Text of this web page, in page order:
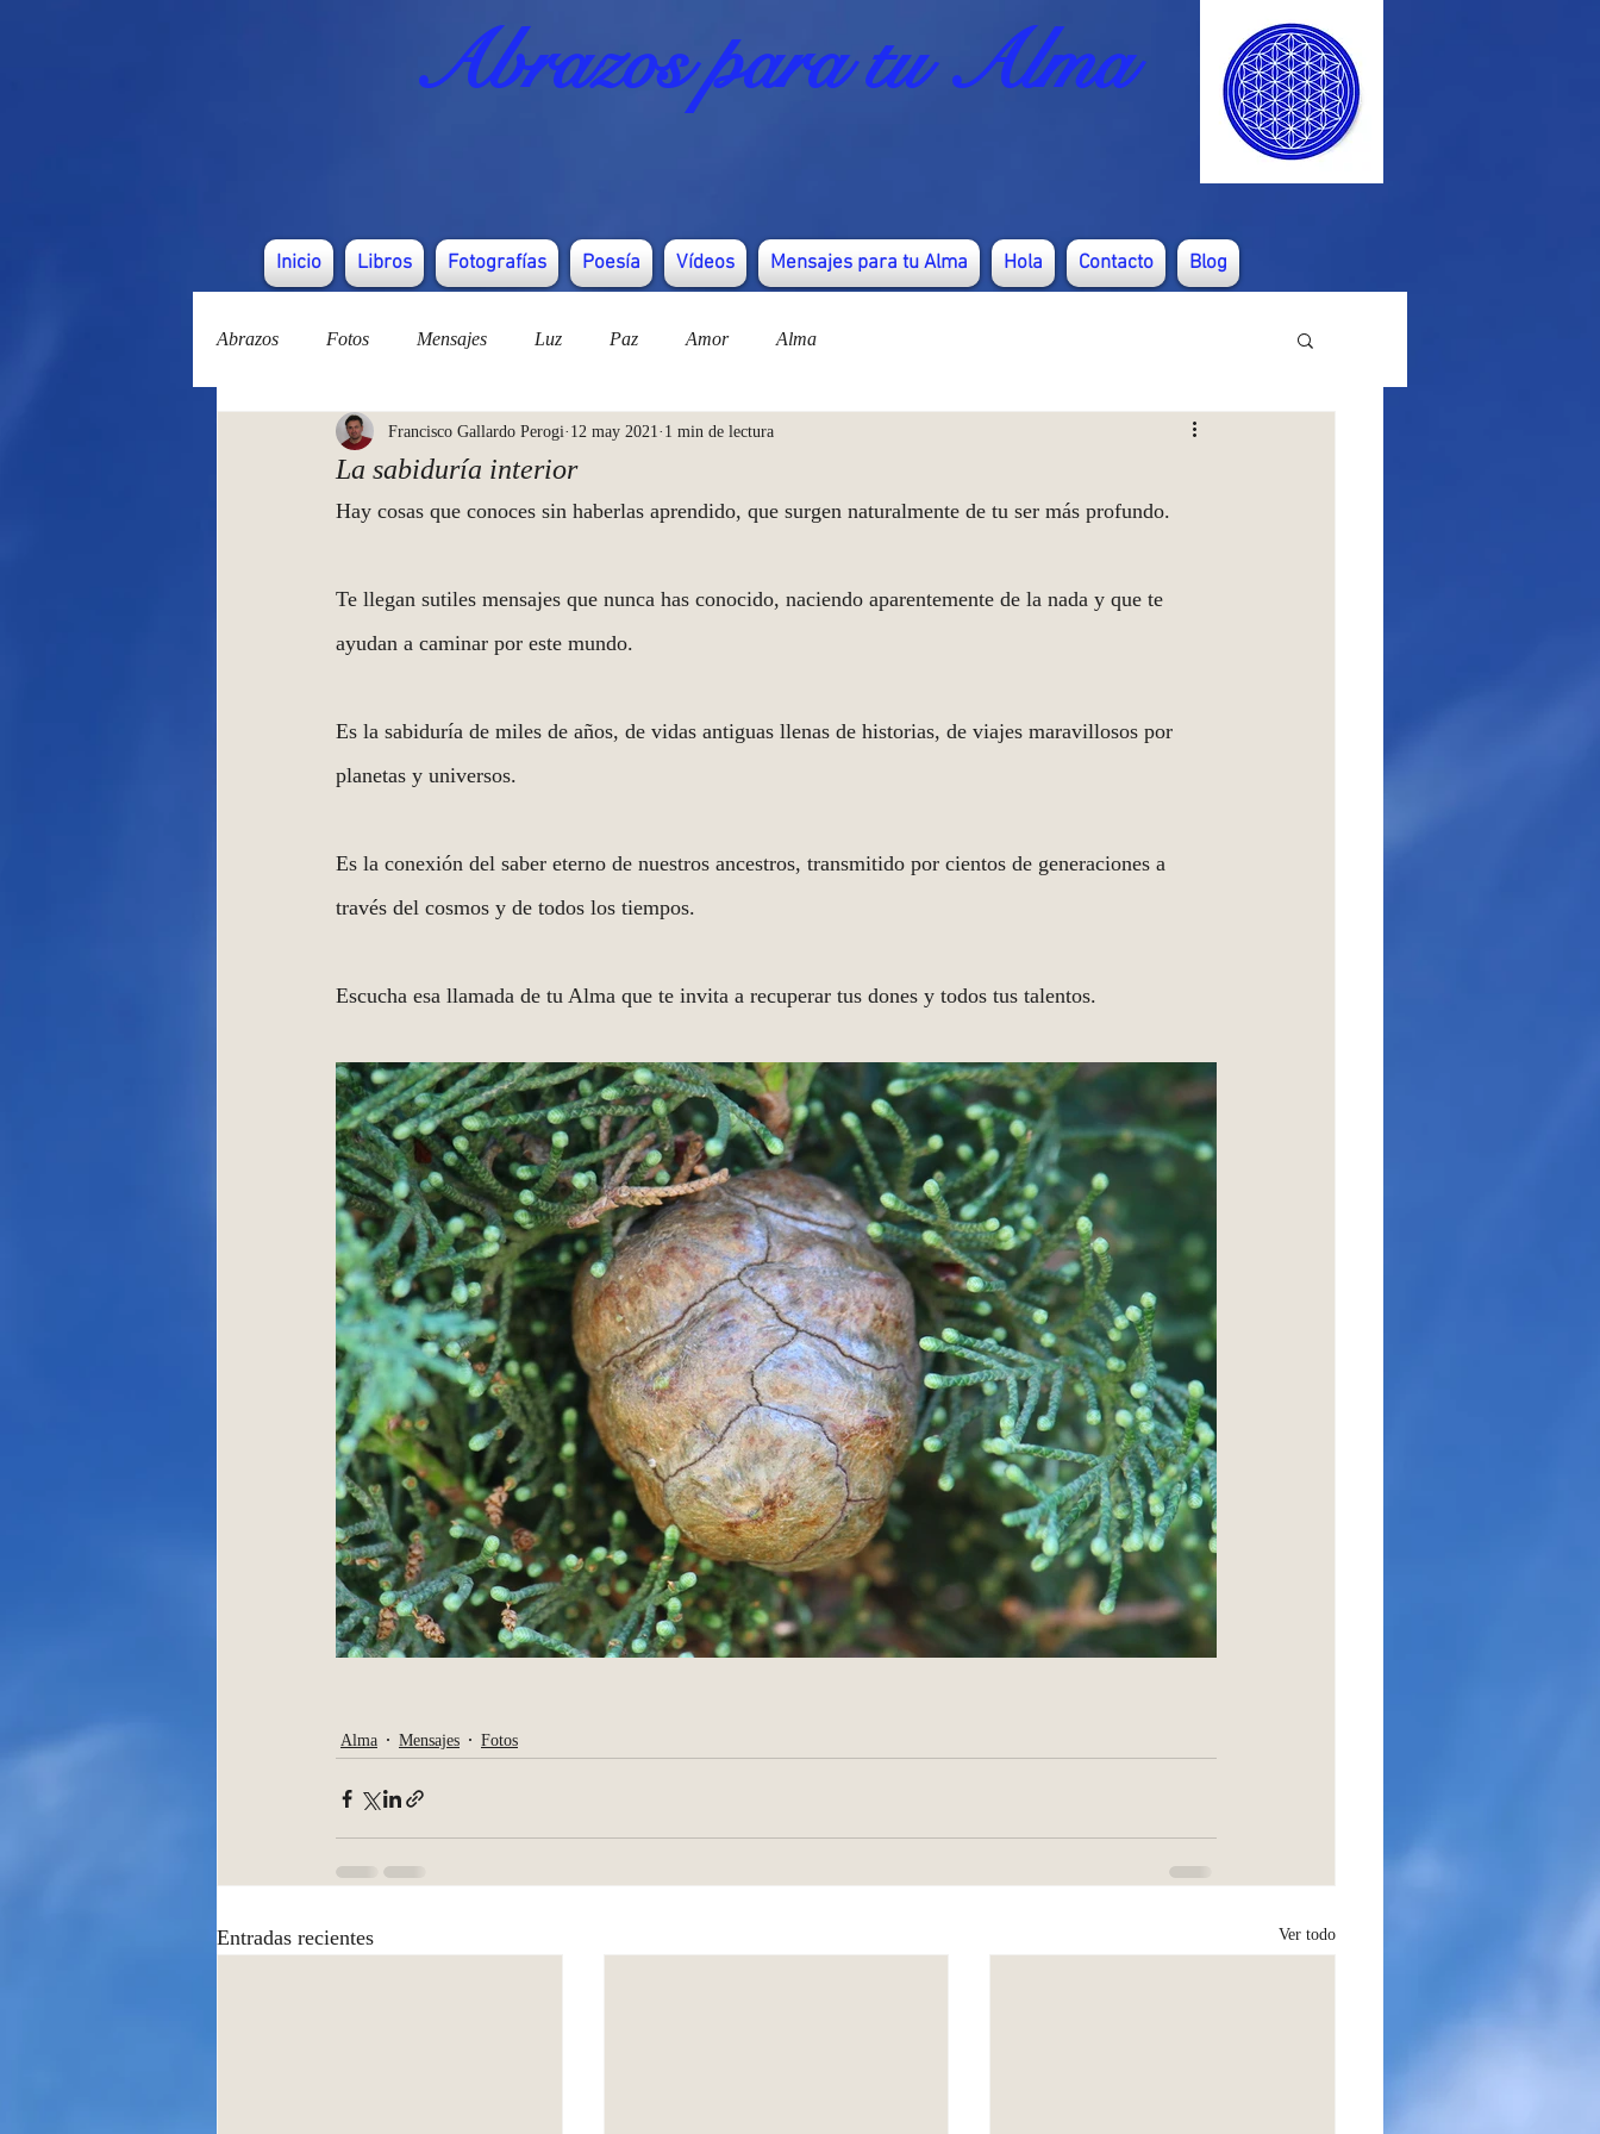
Abrazos para tu Alma
Inicio Libros Fotografías Poesía Vídeos Mensajes para tu Alma Hola Contacto Blog
Abrazos Fotos Mensajes Luz Paz Amor Alma
La sabiduría interior
Francisco Gallardo Perogi 12 may 2021 1 min de lectura
Hay cosas que conoces sin haberlas aprendido, que surgen naturalmente de tu ser más profundo.
Te llegan sutiles mensajes que nunca has conocido, naciendo aparentemente de la nada y que te
ayudan a caminar por este mundo.
Es la sabiduría de miles de años, de vidas antiguas llenas de historias, de viajes maravillosos por
planetas y universos.
Es la conexión del saber eterno de nuestros ancestros, transmitido por cientos de generaciones a
través del cosmos y de todos los tiempos.
Escucha esa llamada de tu Alma que te invita a recuperar tus dones y todos tus talentos.
Alma Mensajes Fotos
Entradas recientes Ver todo